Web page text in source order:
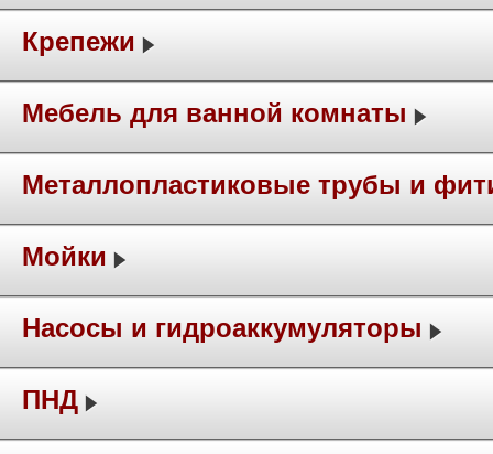
Крепежи
Мебель для ванной комнаты
Металлопластиковые трубы и
Мойки
Насосы и гидроаккумуляторы
ПНД